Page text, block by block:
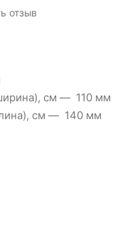
отзыв
см
110 мм
см
140 мм